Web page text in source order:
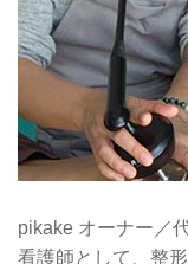
pikake オーナー／
看護師として、整